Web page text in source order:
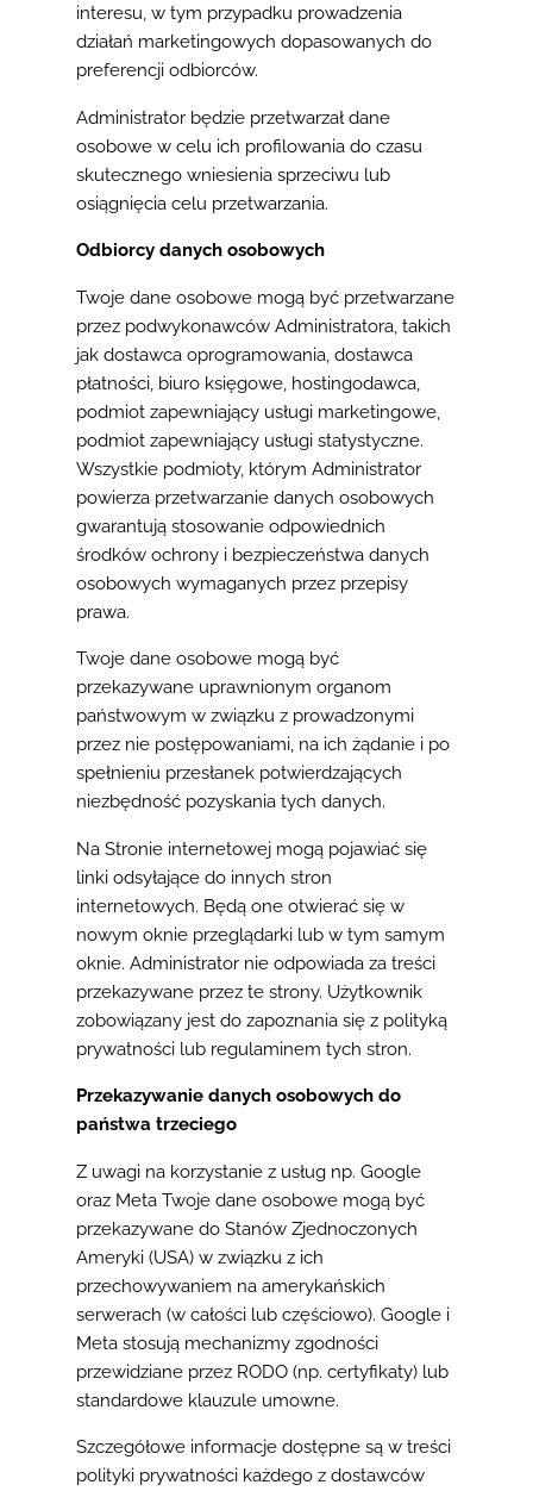
interesu, w tym przypadku prowadzenia
działań marketingowych dopasowanych do
preferencji odbiorców.
Administrator będzie przetwarzał dane
osobowe w celu ich profilowania do czasu
skutecznego wniesienia sprzeciwu lub
osiągnięcia celu przetwarzania.
Odbiorcy danych osobowych
Twoje dane osobowe mogą być przetwarzane
przez podwykonawców Administratora, takich
jak dostawca oprogramowania, dostawca
płatności, biuro księgowe, hostingodawca,
podmiot zapewniający usługi marketingowe,
podmiot zapewniający usługi statystyczne.
Wszystkie podmioty, którym Administrator
powierza przetwarzanie danych osobowych
gwarantują stosowanie odpowiednich
środków ochrony i bezpieczeństwa danych
osobowych wymaganych przez przepisy
prawa.
Twoje dane osobowe mogą być
przekazywane uprawnionym organom
państwowym w związku z prowadzonymi
przez nie postępowaniami, na ich żądanie i po
spełnieniu przesłanek potwierdzających
niezbędność pozyskania tych danych.
Na Stronie internetowej mogą pojawiać się
linki odsyłające do innych stron
internetowych. Będą one otwierać się w
nowym oknie przeglądarki lub w tym samym
oknie. Administrator nie odpowiada za treści
przekazywane przez te strony. Użytkownik
zobowiązany jest do zapoznania się z polityką
prywatności lub regulaminem tych stron.
Przekazywanie danych osobowych do
państwa trzeciego
Z uwagi na korzystanie z usług np. Google
oraz Meta Twoje dane osobowe mogą być
przekazywane do Stanów Zjednoczonych
Ameryki (USA) w związku z ich
przechowywaniem na amerykańskich
serwerach (w całości lub częściowo). Google i
Meta stosują mechanizmy zgodności
przewidziane przez RODO (np. certyfikaty) lub
standardowe klauzule umowne.
Szczegółowe informacje dostępne są w treści
polityki prywatności każdego z dostawców